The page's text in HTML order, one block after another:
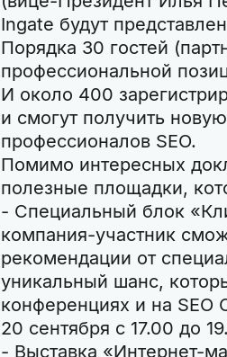
Ingate будут
Порядка 30 гостей
профессиональной
И около 400
и смогут получить
профессионалов SEO.
Помимо интересных
полезные площадки,
- Специальный блок
компания-участник
рекомендации от
уникальный шанс,
конференциях и на SEO
20 сентября с 17.00 до
- Выставка «Интернет-